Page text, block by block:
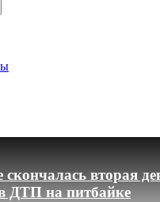
скончалась вторая
ДТП на питбайке